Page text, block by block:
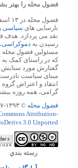
فضول محله را بهتر
نارسایی های سیاسی
نقد می پردازد.
رسیدن به دموکراسی،
مسئولین فضول محله
که در راستای کمک
گفتارش مورد ستایش و
مبنای سیاست
انتقاد و اعتراض
گرامی، همه روزه بیشتر از ۱۰،۰۰۰ نفر از این سایت
فضول محله © ۱۳۹۳-۱۳۸۷ -
Attribution-
3.0 Unported
رسته بندي